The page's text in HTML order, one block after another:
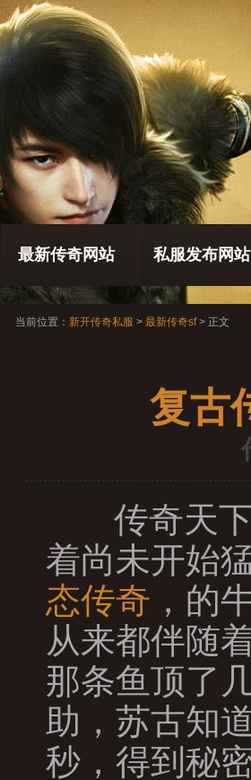
最新传奇网站 私服发布网站
当前位置： 新开传奇私服 > 最新传奇sf> 正文
复古
传奇天下
着尚未开始
态传奇 ，的
从来都伴随
那条鱼顶了
助，苏古知
秒，得到秘